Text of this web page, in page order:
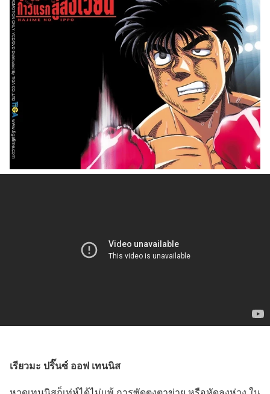
เรียวมะ ปริ๊นซ์ ออฟ เทนนิส